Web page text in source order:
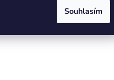
Souhlasím